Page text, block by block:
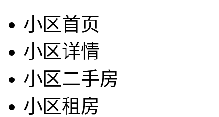
小区首页
小区详情
小区二手房
小区租房